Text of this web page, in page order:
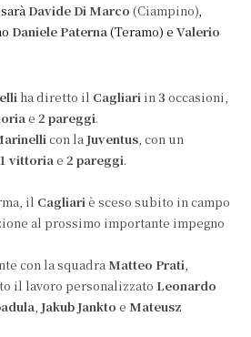
Davide Di Marco (Ciampino)
Daniele Paterna (Teramo) e Valerio
ha diretto il Cagliari in 3 occasioni,
e 2 pareggi.
con la Juventus , con un
1 vittoria e 2 pareggi.
il Cagliari è sceso subito in campo
al prossimo importante impegno
con la squadra Matteo Prati
il lavoro personalizzato Leonardo
Jakub Jankto e Mateusz